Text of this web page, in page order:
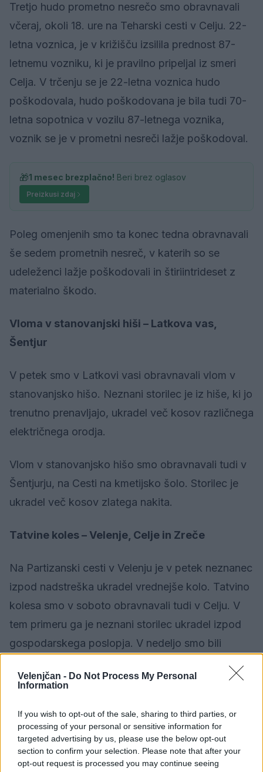
Velenjčan - Do Not Process My Personal
Information
If you wish to opt-out of the sale, sharing to third parties, or
processing of your personal or sensitive information for
targeted advertising by us, please use the below opt-out
section to confirm your selection. Please note that after your
opt-out request is processed you may continue seeing
Tretjo hudo prometno nesrečo smo obravnavali
včeraj, okoli 18. ure na Teharski cesti v Celju. 22-
letna voznica, je v križišču izsilila prednost 87-
letnemu vozniku, ki je pravilno pripeljal iz smeri
Celja. V trčenju se je 22-letna voznica hudo
poškodovala, hudo poškodovana je bila tudi 70-
letna sopotnica v vozilu 87-letnega voznika,
voznik se je v prometni nesreči lažje poškodoval.
🎁1 mesec brezplačno! Beri brez oglasov
Preizkusi zdaj
Poleg omenjenih smo ta konec tedna obravnavali
še sedem prometnih nesreč, v katerih so se
udeleženci lažje poškodovali in štiriintrideset z
materialno škodo.
Vloma v stanovanjski hiši – Latkova vas,
Šentjur
V petek smo v Latkovi vasi obravnavali vlom v
stanovanjsko hišo. Neznani storilec je iz hiše, ki jo
trenutno prenavljajo, ukradel več kosov različnega
električnega orodja.
Vlom v stanovanjsko hišo smo obravnavali tudi v
Šentjurju, na Cesti na kmetijsko šolo. Storilec je
ukradel več kosov zlatega nakita.
Tatvine koles – Velenje, Celje in Zreče
Na Partizanski cesti v Velenju je v petek neznanec
izpod nadstreška ukradel vrednejše kolo. Tatvino
kolesa smo v soboto obravnavali tudi v Celju. V
tem primeru ga je neznani storilec ukradel izpod
gospodarskega poslopja. V nedeljo smo bili
ukradel iz stopnišča stanovanjskega bloka v
Celju in v Zrečah.
Požar – Mislinjska Dobrava